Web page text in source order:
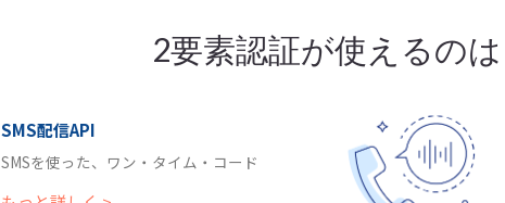
2要素認証が使えるのは
SMS配信API
SMSを使った、ワン・タイム・コード